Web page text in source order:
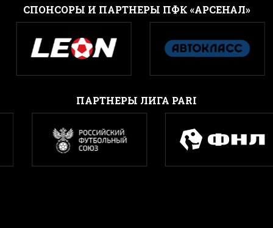
CПОНСОРЫ И ПАРТНЕРЫ ПФК «АРСЕНАЛ»
ПАРТНЕРЫ ЛИГА PARI